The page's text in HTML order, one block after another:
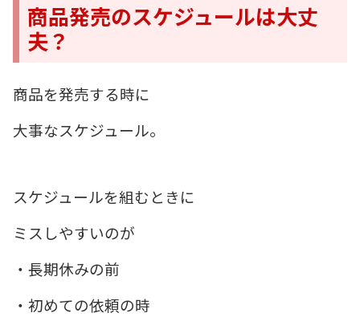
商品発売のスケジュールは大丈
夫？
商品を発売する時に
大事なスケジュール。
スケジュールを組むときに
ミスしやすいのが
・長期休みの前
・初めての依頼の時